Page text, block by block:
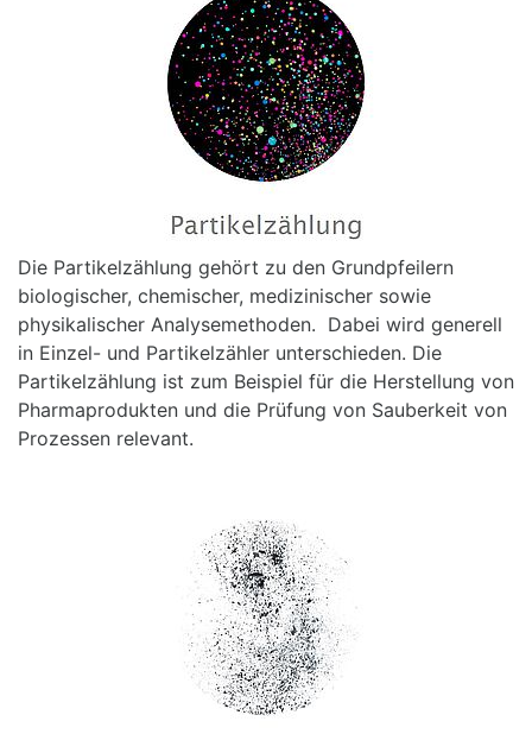
Die Partikelzählung gehört zu den Grundpfeilern
biologischer, chemischer, medizinischer sowie
physikalischer Analysemethoden. Dabei wird generell
in Einzel- und Partikelzähler unterschieden. Die
Partikelzählung ist zum Beispiel für die Herstellung von
Pharmaprodukten und die Prüfung von Sauberkeit von
Prozessen relevant.